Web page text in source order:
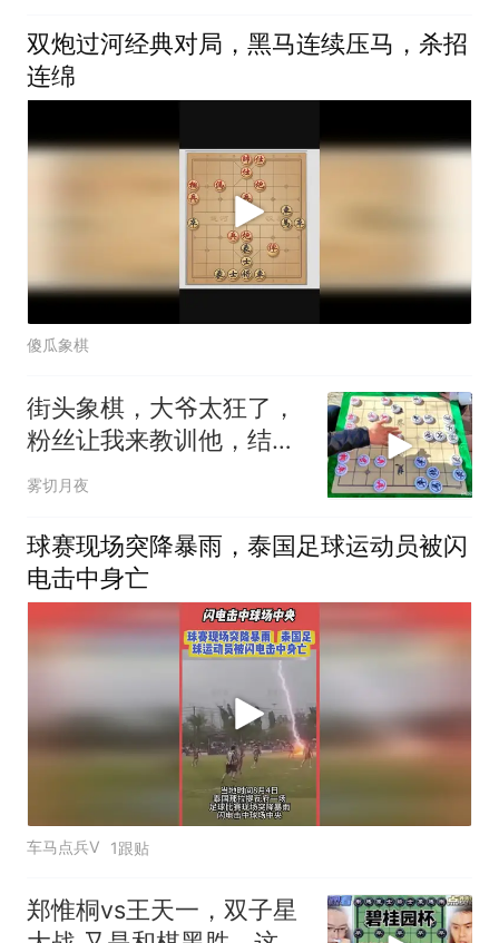
双炮过河经典对局，黑马连续压马，杀招
连绵
傻瓜象棋
街头象棋，大爷太狂了，
粉丝让我来教训他，结果
半路把車打死了
雾切月夜
球赛现场突降暴雨，泰国足球运动员被闪
电击中身亡
车马点兵V 1跟贴
郑惟桐vs王天一，双子星